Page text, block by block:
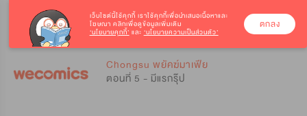
Chongsu พยัคฆ์มาเฟีย
ตอนที่ 5 - มีแรกรุ๊ป
เว็บไซต์นี้ใช้คุกกี้ เราใช้คุกกี้เพื่อนำเสนอเนื้อหาและ
โฆษณา คลิกเพื่อดูข้อมูลเพิ่มเติม
‘นโยบายคุกกี้’ และ ‘นโยบายความเป็นส่วนตัว’
ตกลง